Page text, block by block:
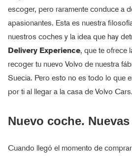
escoger, pero raramente conduce a
apasionantes. Esta es nuestra
nuestros coches y la idea que hay
Delivery Experience, que te ofrece
recoger tu nuevo Volvo de nuestra
Suecia. Pero esto no es todo lo que
por ti al llegar a la casa de Volvo Cars.
Nuevo coche.
Cuando llegó el momento de